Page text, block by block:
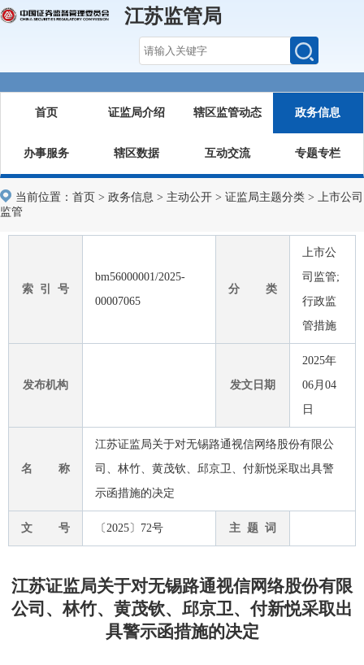
江苏监管局
首页 证监局介绍 辖区监管动态 政务信息
办事服务 辖区数据 互动交流 专题专栏
当前位置： 首页 > 政务信息 > 主动公开 > 证监局主题分类 >
上市公司
监管
索 引 号
bm56000001/2025-
00007065
分 类
上市公
司监管;
行政监
管措施
发布机构 发文日期
2025年
06月04
日
名 称
江苏证监局关于对无锡路通视信网络股份有限公
司、林竹、黄茂钦、邱京卫、付新悦采取出具警
示函措施的决定
文 号 〔2025〕72号 主 题 词
江苏证监局关于对无锡路通视信网络股份有限
公司、林竹、黄茂钦、邱京卫、付新悦采取出
具警示函措施的决定